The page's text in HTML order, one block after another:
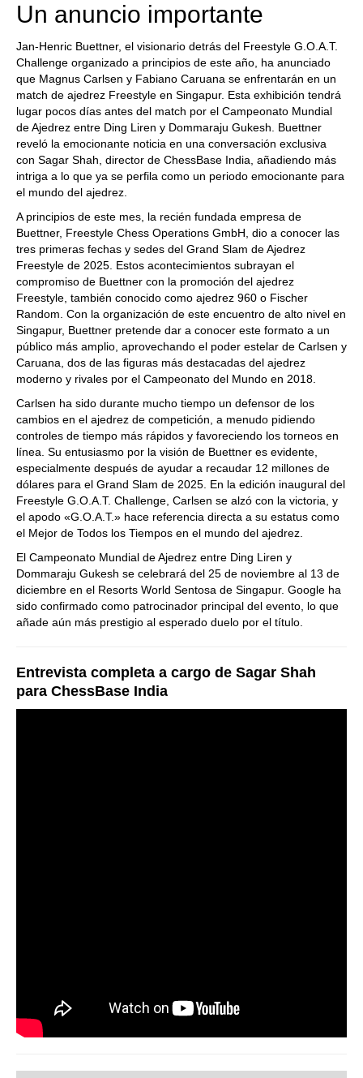
Un anuncio importante
Jan-Henric Buettner, el visionario detrás del Freestyle G.O.A.T.
Challenge organizado a principios de este año, ha anunciado
que Magnus Carlsen y Fabiano Caruana se enfrentarán en un
match de ajedrez Freestyle en Singapur. Esta exhibición tendrá
lugar pocos días antes del match por el Campeonato Mundial
de Ajedrez entre Ding Liren y Dommaraju Gukesh. Buettner
reveló la emocionante noticia en una conversación exclusiva
con Sagar Shah, director de ChessBase India, añadiendo más
intriga a lo que ya se perfila como un periodo emocionante para
el mundo del ajedrez.
A principios de este mes, la recién fundada empresa de
Buettner, Freestyle Chess Operations GmbH, dio a conocer las
tres primeras fechas y sedes del Grand Slam de Ajedrez
Freestyle de 2025. Estos acontecimientos subrayan el
compromiso de Buettner con la promoción del ajedrez
Freestyle, también conocido como ajedrez 960 o Fischer
Random. Con la organización de este encuentro de alto nivel en
Singapur, Buettner pretende dar a conocer este formato a un
público más amplio, aprovechando el poder estelar de Carlsen y
Caruana, dos de las figuras más destacadas del ajedrez
moderno y rivales por el Campeonato del Mundo en 2018.
Carlsen ha sido durante mucho tiempo un defensor de los
cambios en el ajedrez de competición, a menudo pidiendo
controles de tiempo más rápidos y favoreciendo los torneos en
línea. Su entusiasmo por la visión de Buettner es evidente,
especialmente después de ayudar a recaudar 12 millones de
dólares para el Grand Slam de 2025. En la edición inaugural del
Freestyle G.O.A.T. Challenge, Carlsen se alzó con la victoria, y
el apodo «G.O.A.T.» hace referencia directa a su estatus como
el Mejor de Todos los Tiempos en el mundo del ajedrez.
El Campeonato Mundial de Ajedrez entre Ding Liren y
Dommaraju Gukesh se celebrará del 25 de noviembre al 13 de
diciembre en el Resorts World Sentosa de Singapur. Google ha
sido confirmado como patrocinador principal del evento, lo que
añade aún más prestigio al esperado duelo por el título.
Entrevista completa a cargo de Sagar Shah
para ChessBase India